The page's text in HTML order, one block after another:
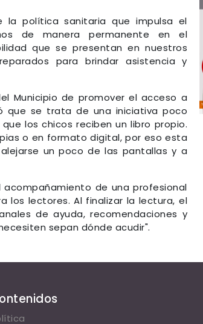
política sanitaria que impulsa el
de manera permanente en el
que se presentan en nuestros
para brindar asistencia y
Municipio de promover el acceso a
que se trata de una iniciativa poco
los chicos reciben un libro propio.
o en formato digital, por eso esta
un poco de las pantallas y a
de una profesional
los lectores. Al finalizar la lectura, el
de ayuda, recomendaciones y
sepan dónde acudir".